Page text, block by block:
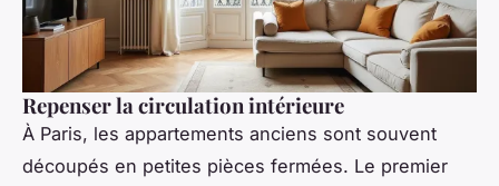
Repenser la circulation intérieure
À Paris, les appartements anciens sont souvent
découpés en petites pièces fermées. Le premier